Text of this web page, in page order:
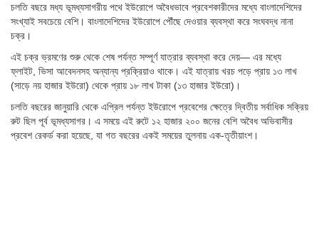
চলতি বছরে মধ্য ভূমধ্যসাগরীয় পথে ইউরোপে অবৈধভাবে প্রবেশকারীদের মধ্যে বাংলাদেশিদের
সংখ্যাই সবচেয়ে বেশি। বাংলাদেশিদের ইউরোপে পৌঁছে দেওয়ার ব্যবস্থা করে সংঘবদ্ধ নানা
চক্র।
এই চক্র ভ্রমণের শুরু থেকে শেষ পর্যন্ত সম্পূর্ণ যাত্রার ব্যবস্থা করে দেয়— এর মধ্যে
ফ্লাইট, ভিসা আবেদনসহ অন্যান্য প্রক্রিয়াও থাকে। এই যাত্রায় খরচ পড়ে প্রায় ১৩ লাখ
(সাড়ে নয় হাজার ইউরো) থেকে প্রায় ১৮ লাখ টাকা (১৩ হাজার ইউরো)।
চলতি বছরের জানুয়ারি থেকে এপ্রিল পর্যন্ত ইউরোপে প্রবেশের ক্ষেত্রে দ্বিতীয় সর্বাধিক সক্রিয়
রুট ছিল পূর্ব ভূমধ্যসাগর। এ সময়ে এই রুটে ১২ হাজার ২০০ জনের বেশি অবৈধ অভিবাসীর
প্রবেশ রেকর্ড করা হয়েছে, যা গত বছরের একই সময়ের তুলনায় এক-তৃতীয়াংশ।